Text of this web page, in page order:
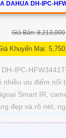
DAHUA DH-IPC-
Giá Bán: 8,213,000
Khuyến Mại:
IPC-
nhiều ưu điểm nổi
Smart IR,
đẹp và rõ nét,